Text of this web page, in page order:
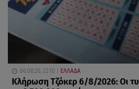
06.08.26, 22:10 ΕΛΛΑΔΑ
Κλήρωση Τζόκερ 6/8/2026: Οι